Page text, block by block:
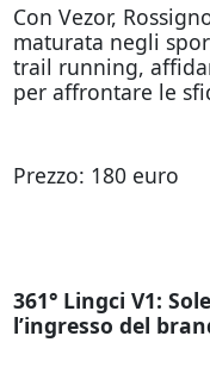
Con Vezor,
maturata negli
trail running,
per affrontare le
Prezzo: 180 euro
361° Lingci V1:
l’ingresso del